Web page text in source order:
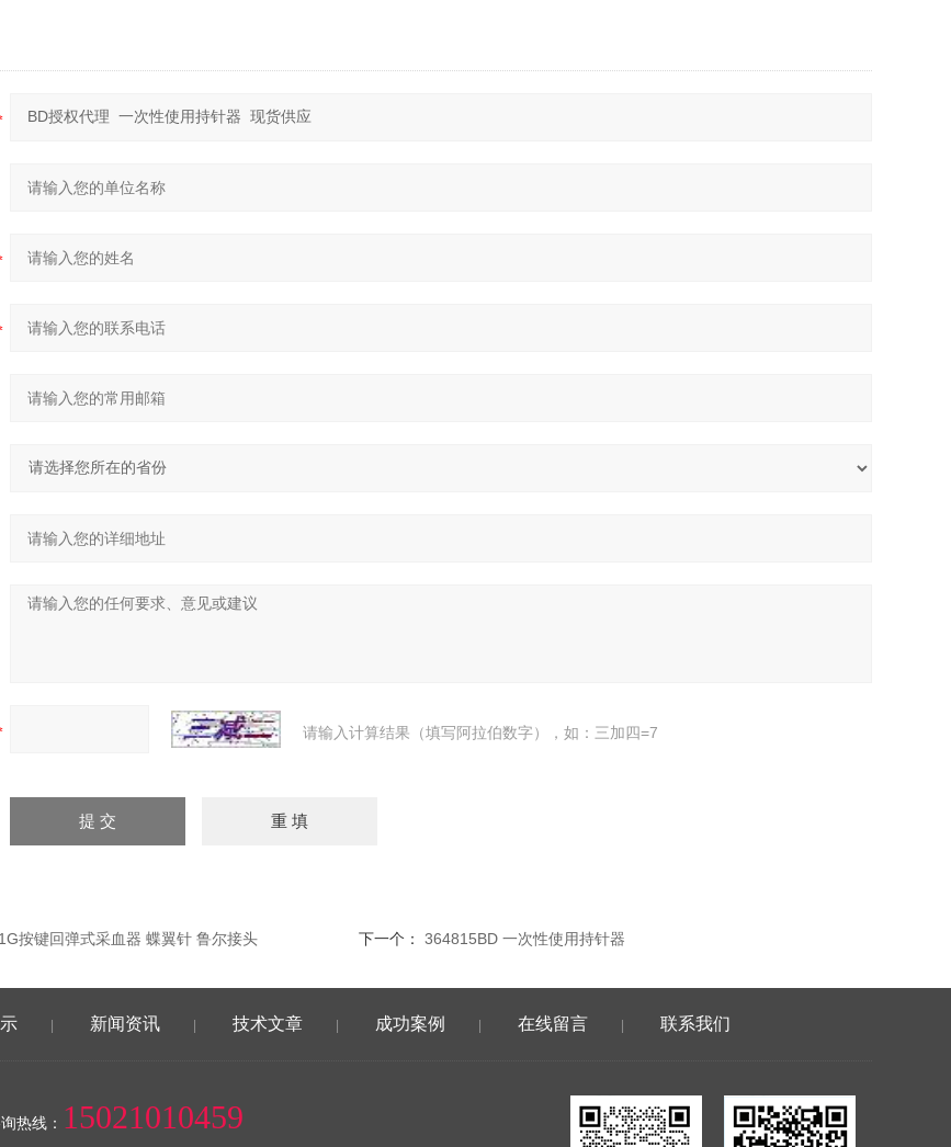
请输入计算结果（填写阿拉伯数字），如：三加四=7
按键回弹式采血器 蝶翼针 鲁尔接头 下一个： 364815BD 一次性使用持针器
新闻资讯 技术文章 成功案例 在线留言 联系我们
热线： 15021010459